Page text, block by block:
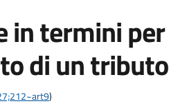
in termini per
di un tributo
)